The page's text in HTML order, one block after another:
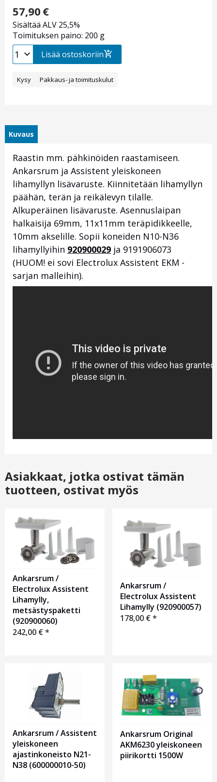
57,90 €
Sisältää ALV 25,5%
Toimituksen paino: 200 g
Lisää ostoskoriin
Kysy Pakkaus- ja toimituskulut
Kuvaus
Raastin mm. pähkinöiden raastamiseen.
Ankarsrum ja Assistent yleiskoneen
lihamyllyn lisävaruste. Kiinnitetään lihamyllyn
päähän, terän ja reikälevyn tilalle.
Alkuperäinen lisävaruste. Asennuslaipan
halkaisija 69mm, 11x11mm teräpidikkeelle,
10mm akselille. Sopii koneiden N10-N36
lihamyllyihin 920900029 ja 9191906073
(HUOM! ei sovi Electrolux Assistent EKM -
sarjan malleihin).
Asiakkaat, jotka ostivat tämän
tuotteen, ostivat myös
Ankarsrum /
Electrolux Assistent
Lihamylly,
metsästyspaketti
(920900060)
242,00 €*
Ankarsrum /
Electrolux Assistent
Lihamylly (920900057)
178,00 €*
Ankarsrum / Assistent
yleiskoneen
ajastinkoneisto N21-
N38 (600000010-50)
Ankarsrum Original
AKM6230 yleiskoneen
piirikortti 1500W